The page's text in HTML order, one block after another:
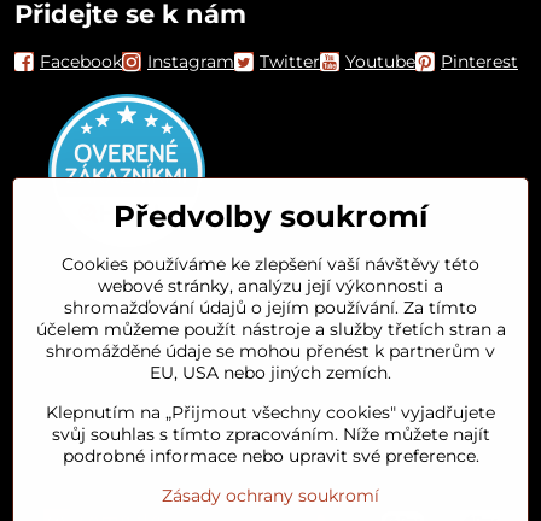
Přidejte se k nám
Facebook Instagram Twitter Youtube Pinterest
Orient House
Arganový olej
Oblíbené kategorie
Předvolby soukromí
Cookies používáme ke zlepšení vaší návštěvy této
webové stránky, analýzu její výkonnosti a
shromažďování údajů o jejím používání. Za tímto
účelem můžeme použít nástroje a služby třetích stran a
shromážděné údaje se mohou přenést k partnerům v
EU, USA nebo jiných zemích.
Klepnutím na „Přijmout všechny cookies" vyjadřujete
svůj souhlas s tímto zpracováním. Níže můžete najít
podrobné informace nebo upravit své preference.
Zásady ochrany soukromí